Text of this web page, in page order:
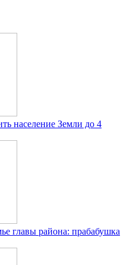
население Земли до 4
главы района: прабабушка